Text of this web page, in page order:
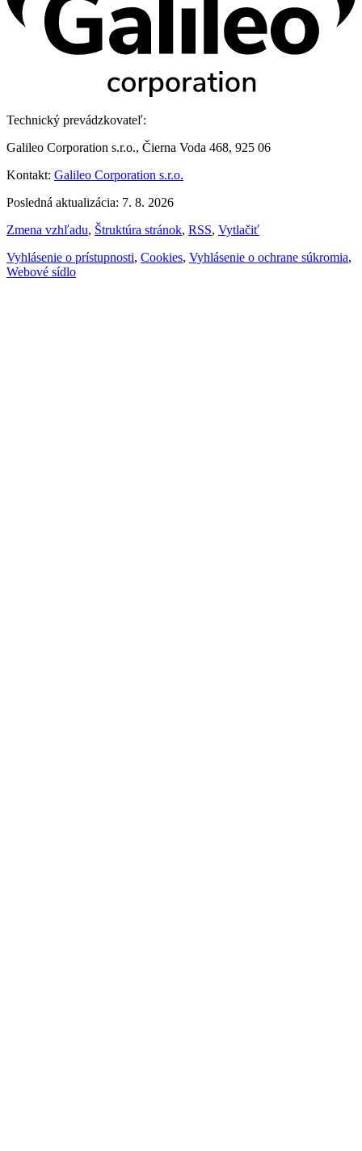
Technický prevádzkovateľ:
Galileo Corporation s.r.o., Čierna Voda 468, 925 06
Kontakt: Galileo Corporation s.r.o.
Posledná aktualizácia: 7. 8. 2026
Zmena vzhľadu, Štruktúra stránok, RSS, Vytlačiť
Vyhlásenie o prístupnosti, Cookies, Vyhlásenie o ochrane súkromia,
Webové sídlo